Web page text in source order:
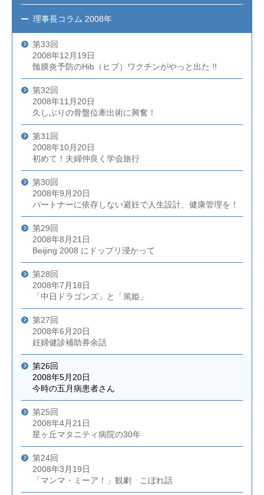
理事長コラム 2008年
第33回
2008年12月19日
髄膜炎予防のHib（ヒブ）ワクチンがやっと出た !!
第32回
2008年11月20日
久しぶりの骨盤位牽出術に興奮！
第31回
2008年10月20日
初めて！夫婦仲良く学会旅行
第30回
2008年9月20日
パートナーに依存しない避妊で人生設計、健康管理を！
第29回
2008年8月21日
Beijing 2008 にドップリ浸かって
第28回
2008年7月18日
「中日ドラゴンズ」と「篤姫」
第27回
2008年6月20日
妊婦健診補助券余話
第26回
2008年5月20日
今時の五月病患者さん
第25回
2008年4月21日
星ヶ丘マタニティ病院の30年
第24回
2008年3月19日
「マンマ・ミーア！」観劇 こぼれ話